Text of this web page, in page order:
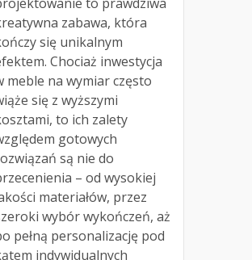
zabawa, która
się unikalnym
Chociaż inwestycja
meble na wymiar często
się z wyższymi
to ich zalety
gotowych
są nie do
– od wysokiej
materiałów, przez
wybór wykończeń, aż
pełną personalizację pod
indywidualnych